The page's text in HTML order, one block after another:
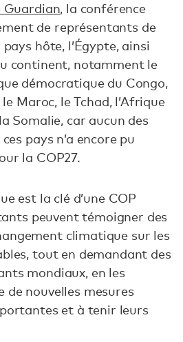
Guardian, la conférence
de représentants de
hôte, l’Égypte, ainsi
continent, notamment le
démocratique du Congo,
Maroc, le Tchad, l’Afrique
Somalie, car aucun des
pays n’a encore pu
la COP27.
est la clé d’une COP
peuvent témoigner des
climatique sur les
tout en demandant des
mondiaux, en les
nouvelles mesures
et à tenir leurs